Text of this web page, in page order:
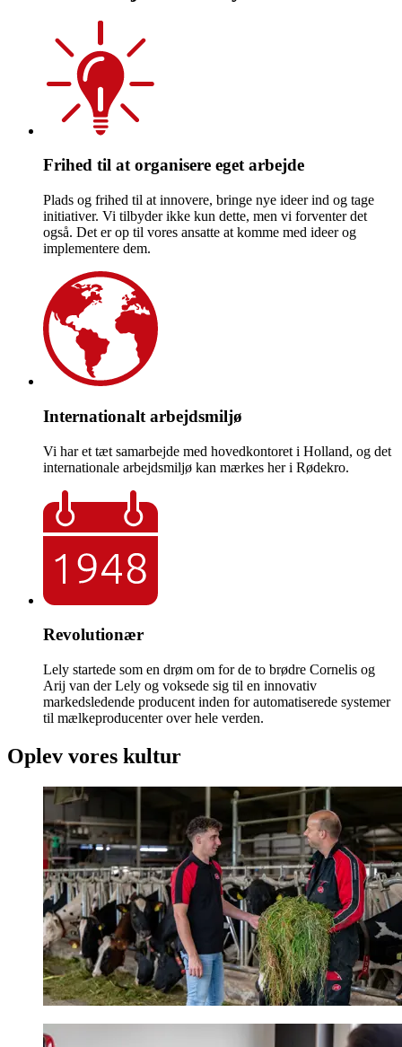
Frihed til at organisere eget arbejde
Plads og frihed til at innovere, bringe nye ideer ind og tage
initiativer. Vi tilbyder ikke kun dette, men vi forventer det
også. Det er op til vores ansatte at komme med ideer og
implementere dem.
Internationalt arbejdsmiljø
Vi har et tæt samarbejde med hovedkontoret i Holland, og det
internationale arbejdsmiljø kan mærkes her i Rødekro.
Revolutionær
Lely startede som en drøm om for de to brødre Cornelis og
Arij van der Lely og voksede sig til en innovativ
markedsledende producent inden for automatiserede systemer
til mælkeproducenter over hele verden.
Oplev vores kultur